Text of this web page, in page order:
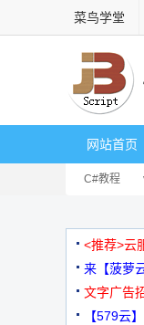
菜鸟学堂
网站首页
C#教程
<推荐>云
来【菠萝
文字广告
【579云